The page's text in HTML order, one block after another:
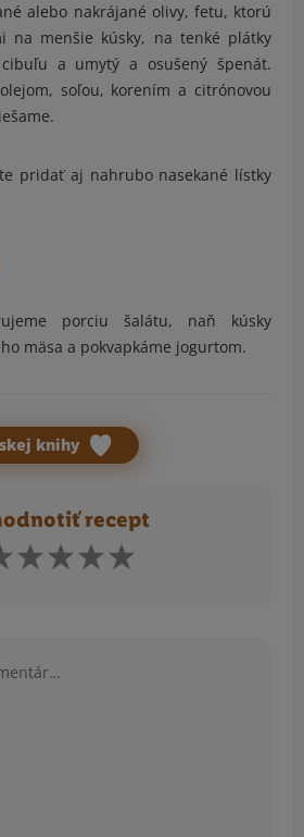
alebo nakrájané olivy, fetu, ktorú
na menšie kúsky, na tenké plátky
a umytý a osušený špenát.
soľou, korením a citrónovou
pridať aj nahrubo nasekané lístky
porciu šalátu, naň kúsky
mäsa a pokvapkáme jogurtom.
knihy
recept